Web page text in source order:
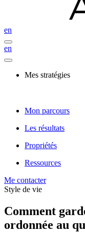
en
en
Mes stratégies
Mon parcours
Les résultats
Propriétés
Ressources
Me contacter
Style de vie
Comment
ordonnée au